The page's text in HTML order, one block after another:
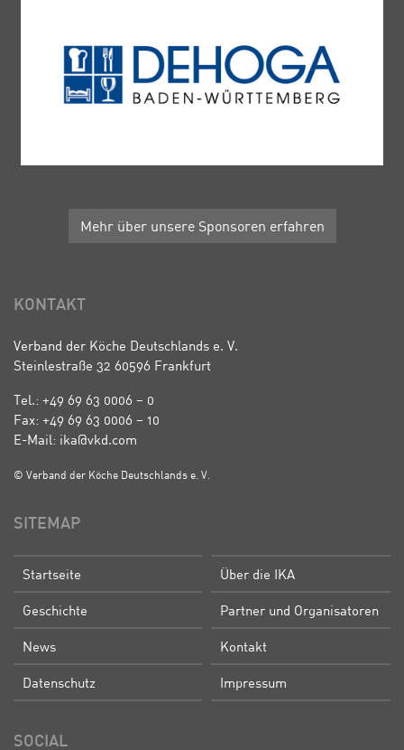
Mehr über unsere Sponsoren erfahren
KONTAKT
Verband der Köche Deutschlands e. V.
Steinlestraße 32 60596 Frankfurt
Tel.: +49 69 63 0006 – 0
Fax: +49 69 63 0006 – 10
E-Mail: ika@vkd.com
© Verband der Köche Deutschlands e. V.
SITEMAP
Startseite Über die IKA
Geschichte Partner und Organisatoren
News Kontakt
Datenschutz Impressum
SOCIAL